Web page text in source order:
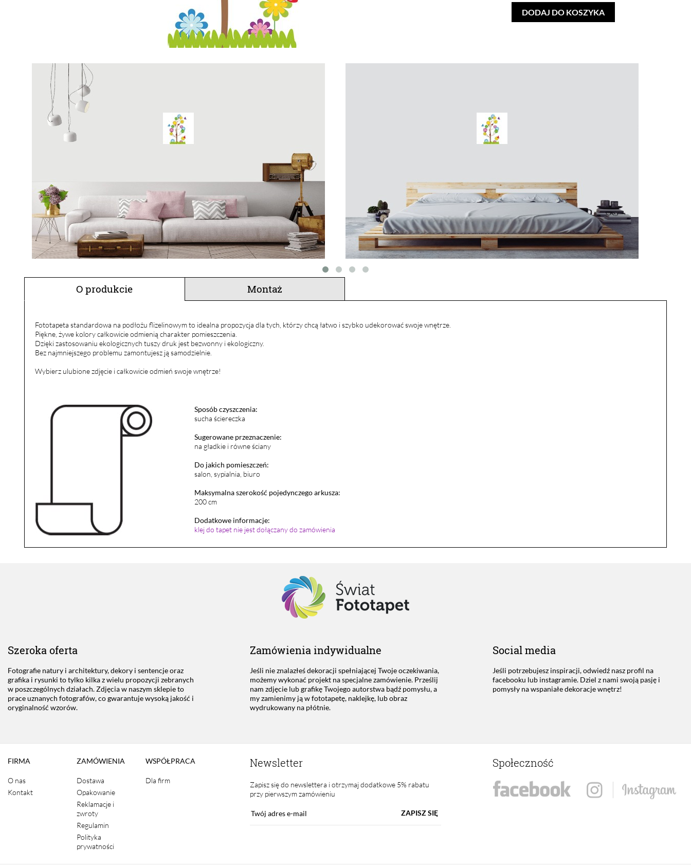
DODAJ DO KOSZYKA
O produkcie Montaż
Fototapeta standardowa na podłożu flizelinowym to idealna propozycja dla tych, którzy chcą łatwo i szybko udekorować swoje wnętrze.
Piękne, żywe kolory całkowicie odmienią charakter pomieszczenia.
Dzięki zastosowaniu ekologicznych tuszy druk jest bezwonny i ekologiczny.
Bez najmniejszego problemu zamontujesz ją samodzielnie.
Wybierz ulubione zdjęcie i całkowicie odmień swoje wnętrze!
Sposób czyszczenia:
sucha ściereczka
Sugerowane przeznaczenie:
na gładkie i równe ściany
Do jakich pomieszczeń:
salon, sypialnia, biuro
Maksymalna szerokość pojedynczego arkusza:
200 cm
Dodatkowe informacje:
klej do tapet nie jest dołączany do zamówienia
Szeroka oferta
Fotografie natury i architektury, dekory i sentencje oraz
grafika i rysunki to tylko kilka z wielu propozycji zebranych
w poszczególnych działach. Zdjęcia w naszym sklepie to
prace uznanych fotografów, co gwarantuje wysoką jakość i
oryginalność wzorów.
Zamówienia indywidualne
Jeśli nie znalazłeś dekoracji spełniającej Twoje oczekiwania,
możemy wykonać projekt na specjalne zamówienie. Prześlij
nam zdjęcie lub grafikę Twojego autorstwa bądź pomysłu, a
my zamienimy ją w fototapetę, naklejkę, lub obraz
wydrukowany na płótnie.
Social media
Jeśli potrzebujesz inspiracji, odwiedź nasz profil na
facebooku lub instagramie. Dziel z nami swoją pasję i
pomysły na wspaniałe dekoracje wnętrz!
FIRMA
O nas
Kontakt
ZAMÓWIENIA
Dostawa
Opakowanie
Reklamacje i
zwroty
Regulamin
Polityka
prywatności
WSPÓŁPRACA
Dla firm
Newsletter
Zapisz się do newslettera i otrzymaj dodatkowe 5% rabatu
przy pierwszym zamówieniu
ZAPISZ SIĘ
Społeczność